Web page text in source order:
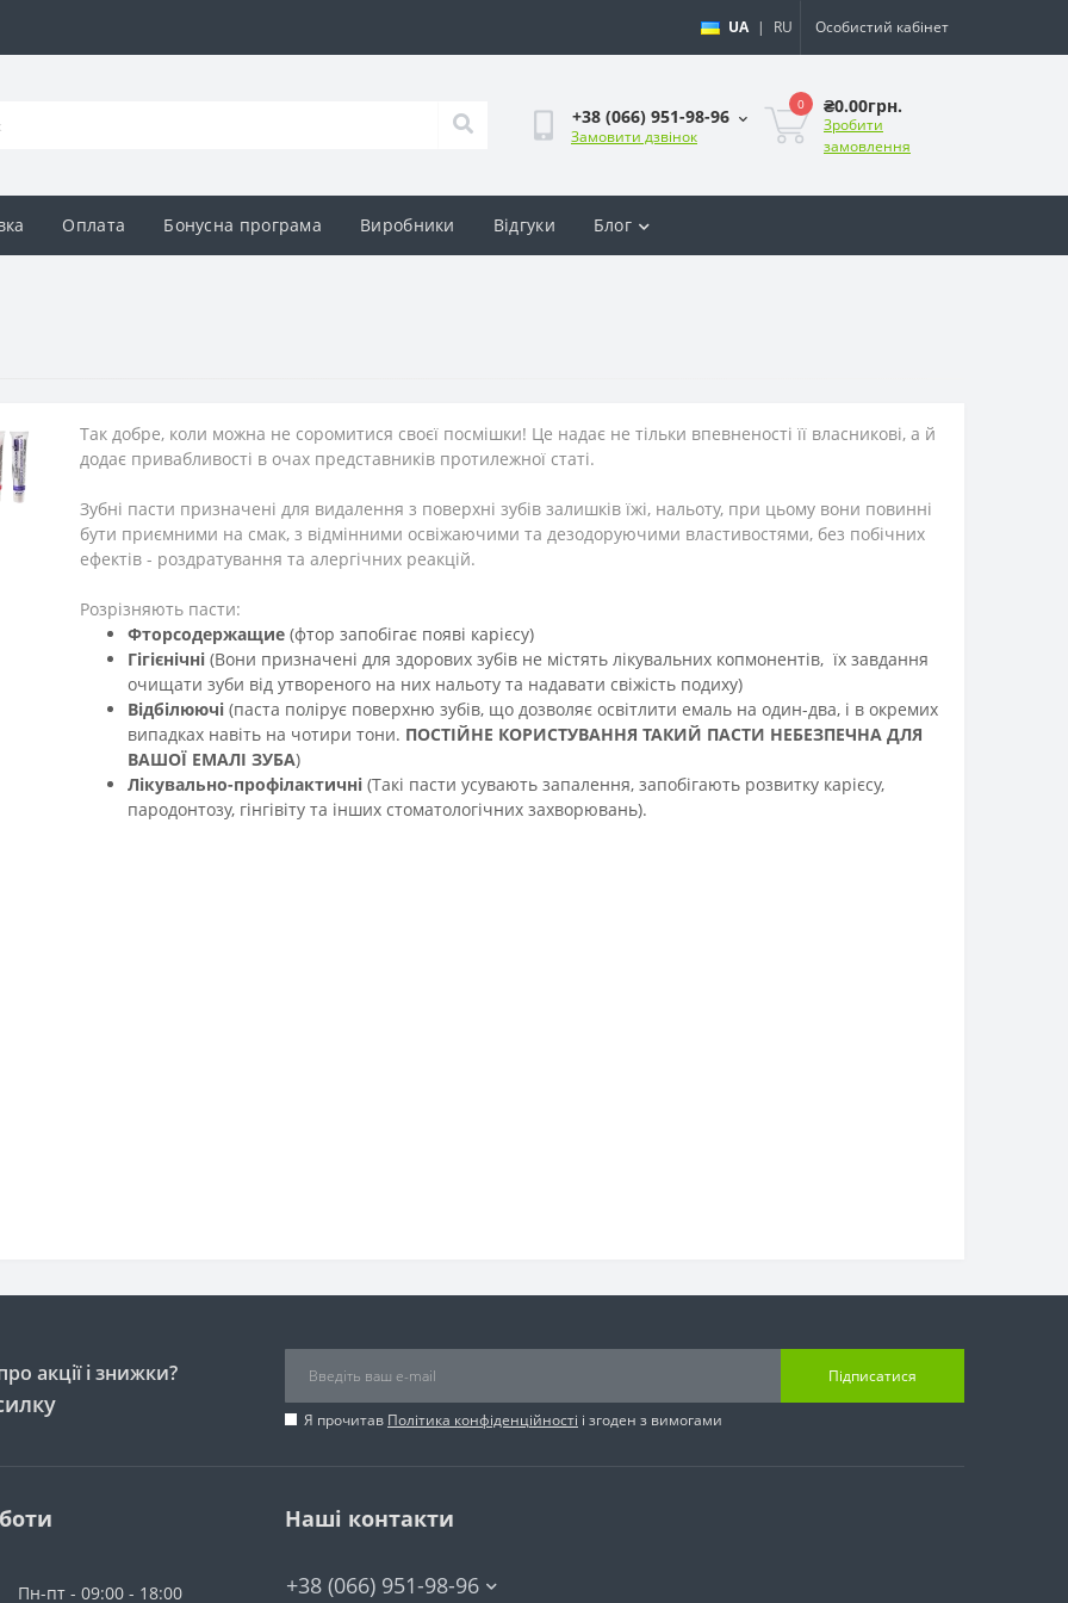
UA | RU Особистий кабінет
+38 (066) 951-98-96
Замовити дзвінок
0 ₴0.00грн.
Зробити
замовлення
Оплата Бонусна програма Виробники Відгуки Блог
Так добре, коли можна не соромитися своєї посмішки! Це надає не тільки впевненості її власникові, а й
додає привабливості в очах представників протилежної статі.
Зубні пасти призначені для видалення з поверхні зубів залишків їжі, нальоту, при цьому вони повинні
бути приємними на смак, з відмінними освіжаючими та дезодоруючими властивостями, без побічних
ефектів - роздратування та алергічних реакцій.
Розрізняють пасти:
Фторсодержащие (фтор запобігає появі карієсу)
Гігієнічні(Вони призначені для здорових зубів не містять лікувальних копмонентів, їх завдання
очищати зуби від утвореного на них нальоту та надавати свіжість подиху)
Відбілюючі(паста полірує поверхню зубів, що дозволяє освітлити емаль на один-два, і в окремих
випадках навіть на чотири тони. ПОСТІЙНЕ КОРИСТУВАННЯ ТАКИЙ ПАСТИ НЕБЕЗПЕЧНА ДЛЯ
ВАШОЇ ЕМАЛІ ЗУБА)
Лікувально-профілактичні (Такі пасти усувають запалення, запобігають розвитку карієсу,
пародонтозу, гінгівіту та інших стоматологічних захворювань).
акції і знижки? Підписатися
Я прочитав Політика конфіденційності і згоден з вимогами
Пн-пт - 09:00 - 18:00
Наші контакти
+38 (066) 951-98-96